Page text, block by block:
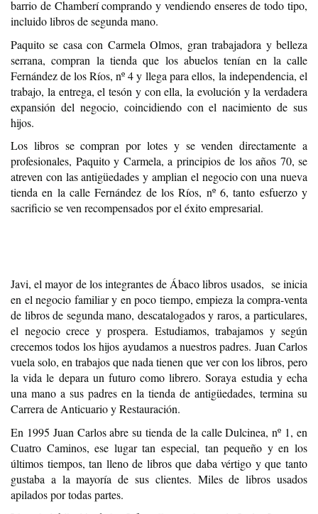
barrio de Chamberí comprando y vendiendo enseres de todo tipo,
incluido libros de segunda mano.
Paquito se casa con Carmela Olmos, gran trabajadora y belleza
serrana, compran la tienda que los abuelos tenían en la calle
Fernández de los Ríos, nº 4 y llega para ellos, la independencia, el
trabajo, la entrega, el tesón y con ella, la evolución y la verdadera
expansión del negocio, coincidiendo con el nacimiento de sus
hijos.
Los libros se compran por lotes y se venden directamente a
profesionales, Paquito y Carmela, a principios de los años 70, se
atreven con las antigüedades y amplian el negocio con una nueva
tienda en la calle Fernández de los Ríos, nº 6, tanto esfuerzo y
sacrificio se ven recompensados por el éxito empresarial.
Javi, el mayor de los integrantes de Ábaco libros usados, se inicia
en el negocio familiar y en poco tiempo, empieza la compra-venta
de libros de segunda mano, descatalogados y raros, a particulares,
el negocio crece y prospera. Estudiamos, trabajamos y según
crecemos todos los hijos ayudamos a nuestros padres. Juan Carlos
vuela solo, en trabajos que nada tienen que ver con los libros, pero
la vida le depara un futuro como librero. Soraya estudia y echa
una mano a sus padres en la tienda de antigüedades, termina su
Carrera de Anticuario y Restauración.
En 1995 Juan Carlos abre su tienda de la calle Dulcinea, nº 1, en
Cuatro Caminos, ese lugar tan especial, tan pequeño y en los
últimos tiempos, tan lleno de libros que daba vértigo y que tanto
gustaba a la mayoría de sus clientes. Miles de libros usados
apilados por todas partes.